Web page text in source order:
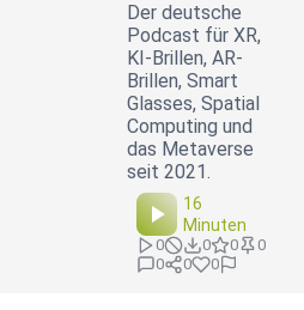
Der deutsche
Podcast für XR,
KI-Brillen, AR-
Brillen, Smart
Glasses, Spatial
Computing und
das Metaverse
seit 2021.
16
Minuten
0 0 0
0
0
0 0